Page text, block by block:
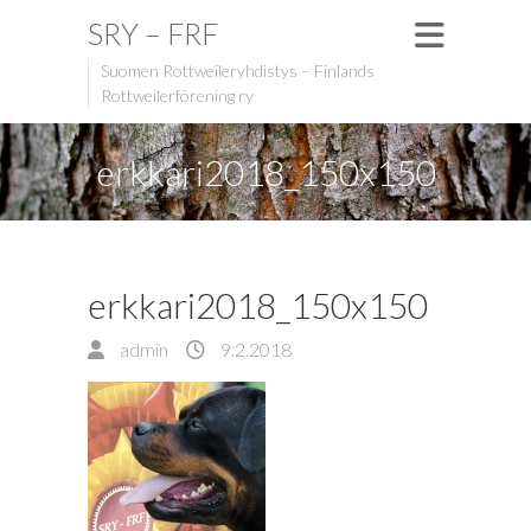
SRY – FRF
Suomen Rottweileryhdistys – Finlands
Rottweilerförening ry
erkkari2018_150x150
erkkari2018_150x150
admin 9.2.2018